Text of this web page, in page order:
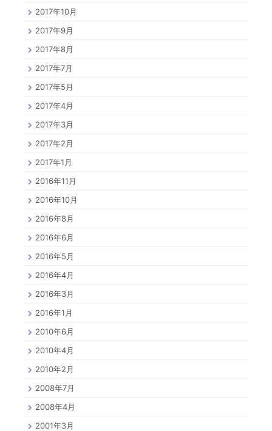
2017年10月
2017年9月
2017年8月
2017年7月
2017年5月
2017年4月
2017年3月
2017年2月
2017年1月
2016年11月
2016年10月
2016年8月
2016年6月
2016年5月
2016年4月
2016年3月
2016年1月
2010年6月
2010年4月
2010年2月
2008年7月
2008年4月
2001年3月